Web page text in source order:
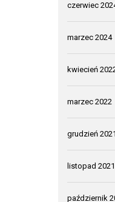
czerwiec
marzec 2024
kwiecień
marzec 2022
grudzień 2021
listopad 2021
październik